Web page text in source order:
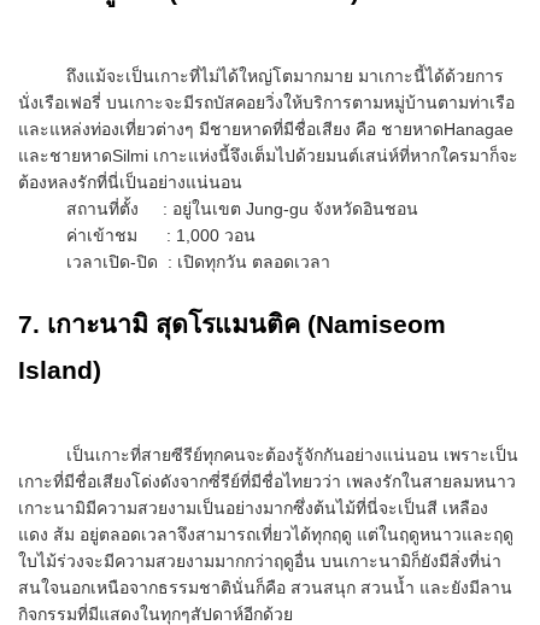
ถึงแม้จะเป็นเกาะที่ไม่ได้ใหญ่โตมากมาย มาเกาะนี้ได้ด้วยการ
นั่งเรือเฟอรี่ บนเกาะจะมีรถบัสคอยวิ่งให้บริการตามหมู่บ้านตามท่าเรือ
และแหล่งท่องเที่ยวต่างๆ มีชายหาดที่มีชื่อเสียง คือ ชายหาดHanagae
และชายหาดSilmi เกาะแห่งนี้จึงเต็มไปด้วยมนต์เสน่ห์ที่หากใครมาก็จะ
ต้องหลงรักที่นี่เป็นอย่างแน่นอน
สถานที่ตั้ง : อยู่ในเขต Jung-gu จังหวัดอินชอน
ค่าเข้าชม : 1,000 วอน
เวลาเปิด-ปิด : เปิดทุกวัน ตลอดเวลา
7. เกาะนามิ สุดโรแมนติค (Namiseom
Island)
เป็นเกาะที่สายซีรีย์ทุกคนจะต้องรู้จักกันอย่างแน่นอน เพราะเป็น
เกาะที่มีชื่อเสียงโด่งดังจากซี่รีย์ที่มีชื่อไทยวว่า เพลงรักในสายลมหนาว
เกาะนามิมีความสวยงามเป็นอย่างมากซึ่งต้นไม้ที่นี่จะเป็นสี เหลือง
แดง ส้ม อยู่ตลอดเวลาจึงสามารถเที่ยวได้ทุกฤดู แต่ในฤดูหนาวและฤดู
ใบไม้ร่วงจะมีความสวยงามมากกว่าฤดูอื่น บนเกาะนามิก็ยังมีสิ่งที่น่า
สนใจนอกเหนือจากธรรมชาตินั่นก็คือ สวนสนุก สวนน้ำ และยังมีลาน
กิจกรรมที่มีแสดงในทุกๆสัปดาห์อีกด้วย